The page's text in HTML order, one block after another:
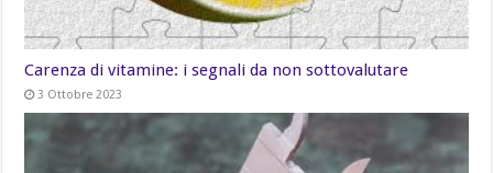
Carenza di vitamine: i segnali da non sottovalutare
3 Ottobre 2023